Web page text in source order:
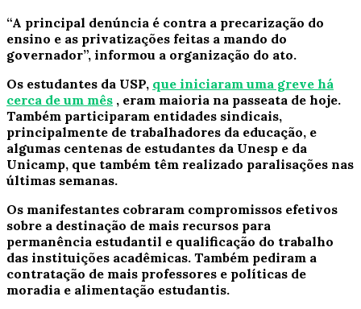
“A principal denúncia é contra a precarização do
ensino e as privatizações feitas a mando do
governador”, informou a organização do ato.
Os estudantes da USP, que iniciaram uma greve há
cerca de um mês , eram maioria na passeata de hoje.
Também participaram entidades sindicais,
principalmente de trabalhadores da educação, e
algumas centenas de estudantes da Unesp e da
Unicamp, que também têm realizado paralisações nas
últimas semanas.
Os manifestantes cobraram compromissos efetivos
sobre a destinação de mais recursos para
permanência estudantil e qualificação do trabalho
das instituições acadêmicas. Também pediram a
contratação de mais professores e políticas de
moradia e alimentação estudantis.